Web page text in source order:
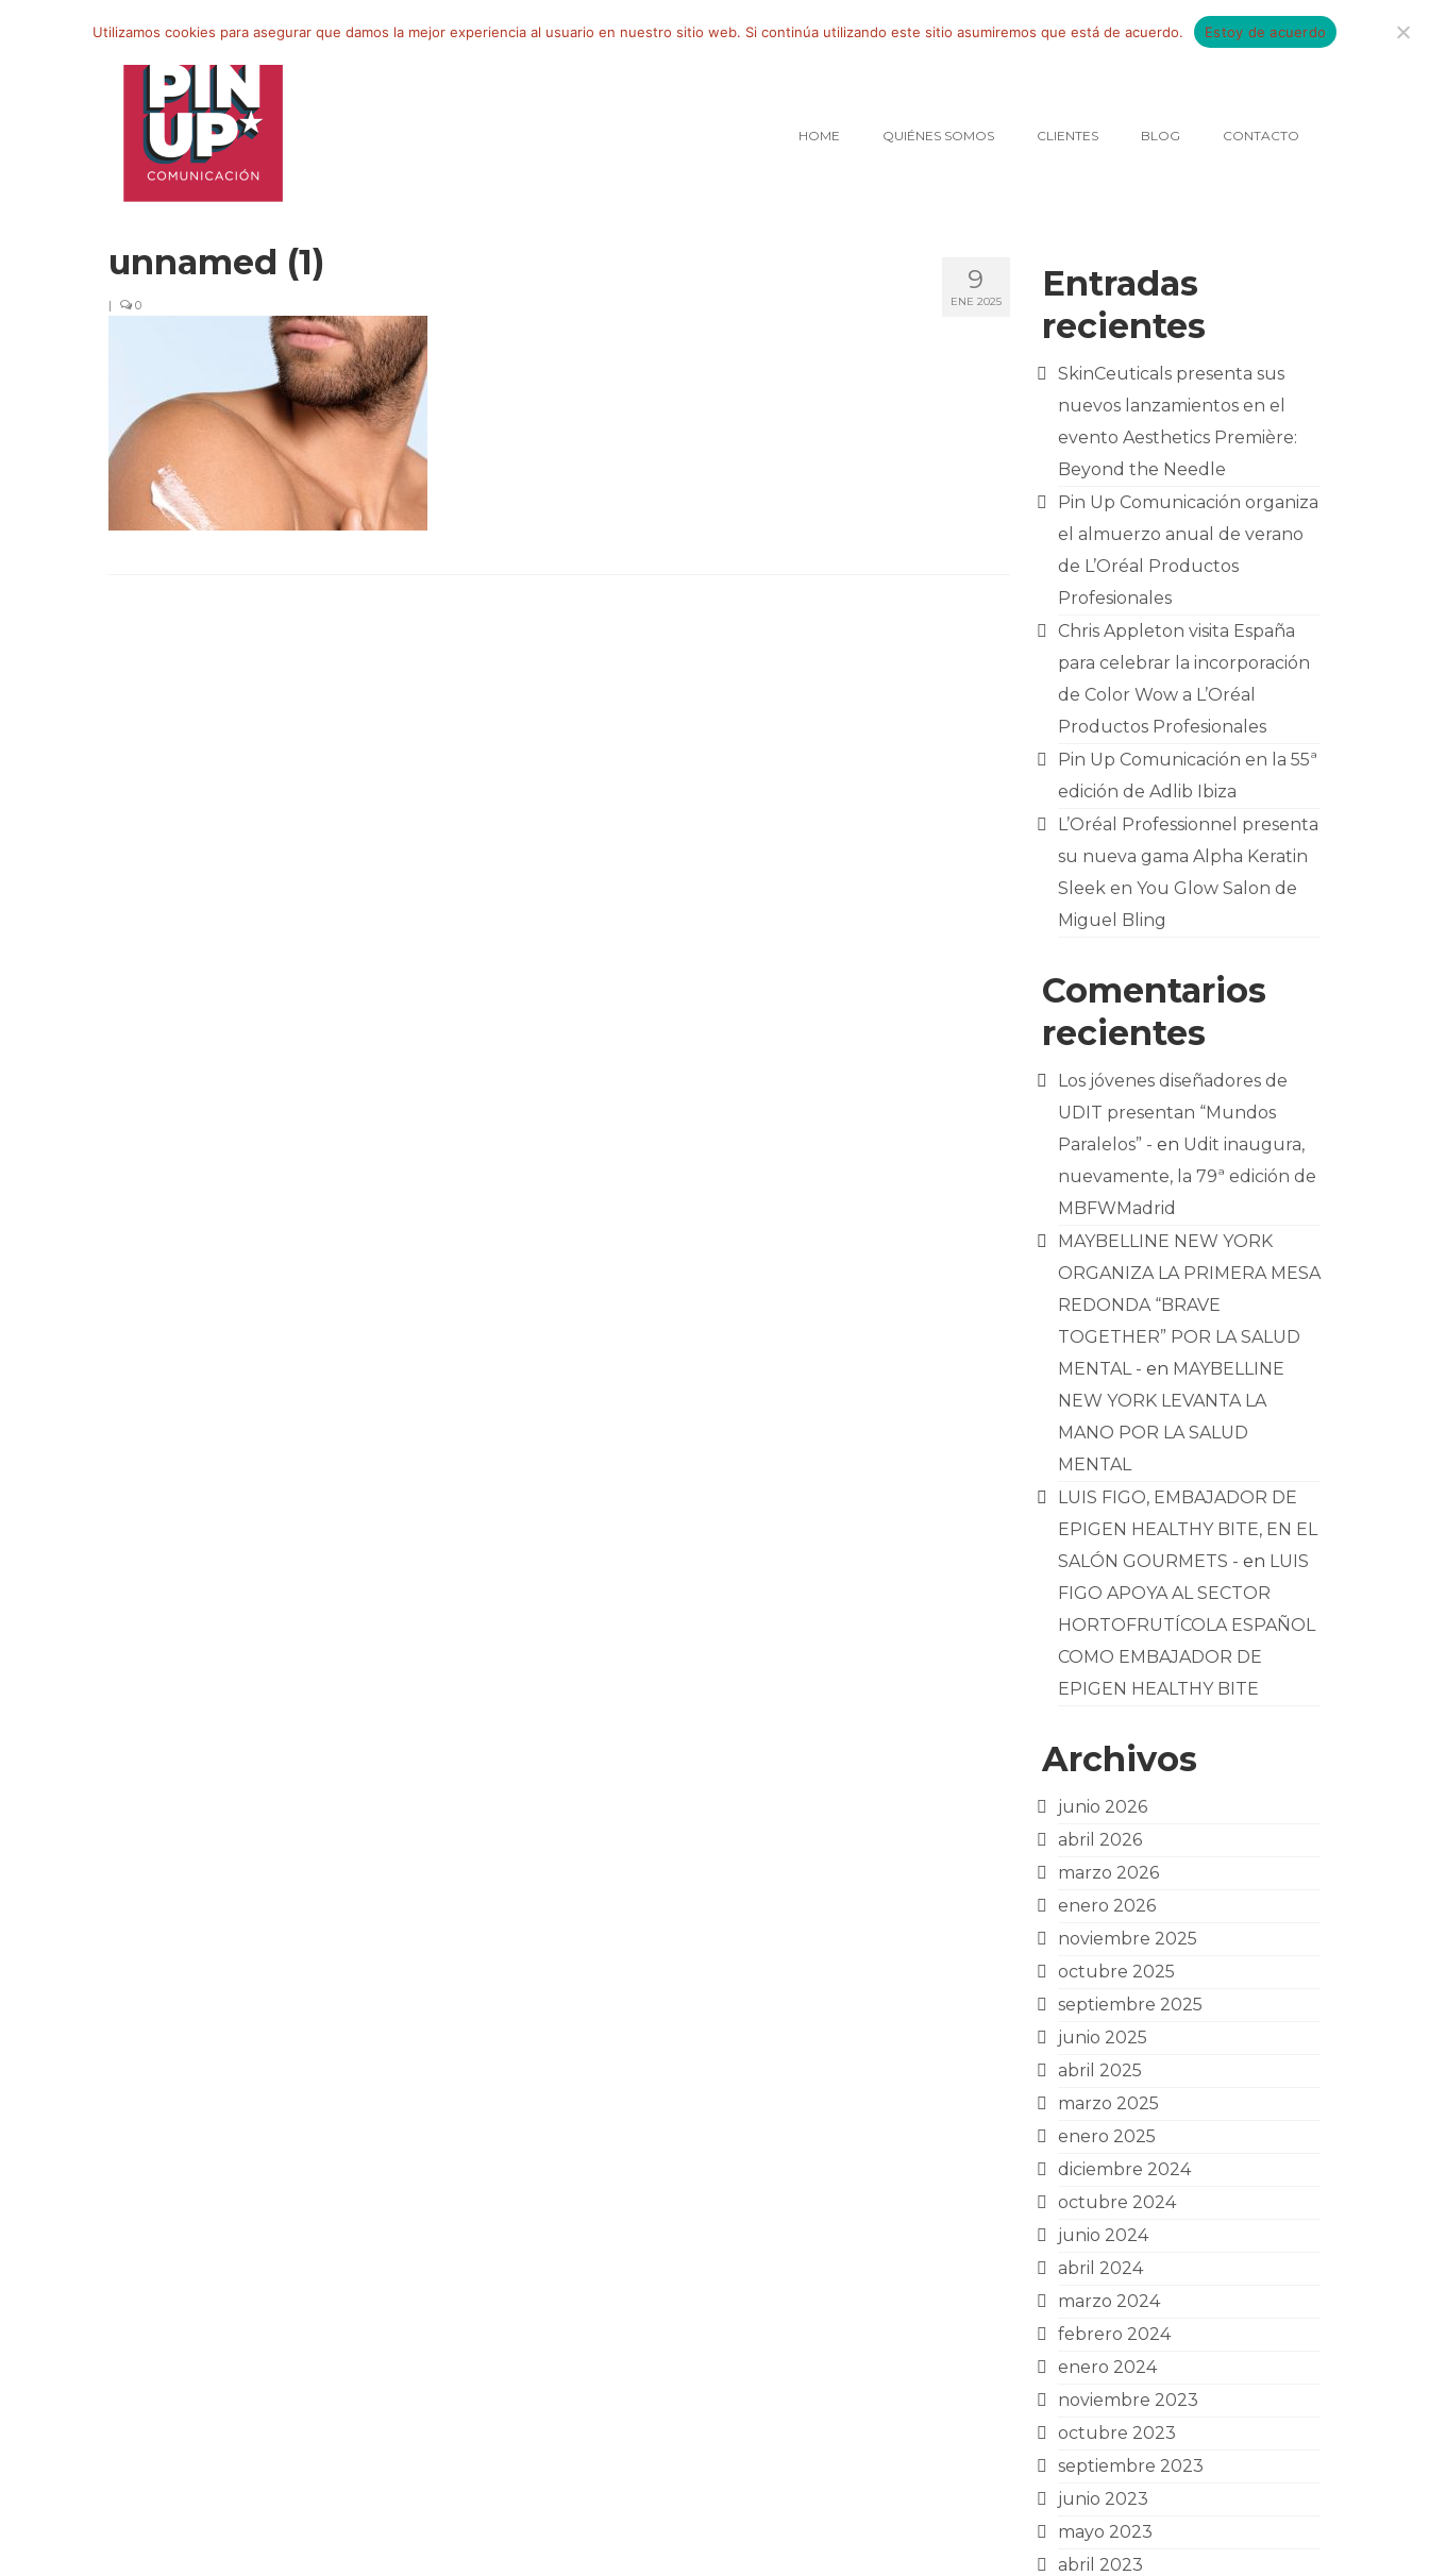
por:
HOME QUIÉNES SOMOS CLIENTES BLOG CONTACTO
9
ENE 2025
unnamed (1)
| 0
Entradas
recientes
SkinCeuticals presenta sus
nuevos lanzamientos en el
evento Aesthetics Première:
Beyond the Needle
Pin Up Comunicación organiza
el almuerzo anual de verano
de L’Oréal Productos
Profesionales
Chris Appleton visita España
para celebrar la incorporación
de Color Wow a L’Oréal
Productos Profesionales
Pin Up Comunicación en la 55ª
edición de Adlib Ibiza
L’Oréal Professionnel presenta
su nueva gama Alpha Keratin
Sleek en You Glow Salon de
Miguel Bling
Comentarios
recientes
Los jóvenes diseñadores de
UDIT presentan “Mundos
Paralelos” - en Udit inaugura,
nuevamente, la 79ª edición de
MBFWMadrid
MAYBELLINE NEW YORK
ORGANIZA LA PRIMERA MESA
REDONDA “BRAVE
TOGETHER” POR LA SALUD
MENTAL - en MAYBELLINE
NEW YORK LEVANTA LA
MANO POR LA SALUD
MENTAL
LUIS FIGO, EMBAJADOR DE
EPIGEN HEALTHY BITE, EN EL
SALÓN GOURMETS - en LUIS
FIGO APOYA AL SECTOR
HORTOFRUTÍCOLA ESPAÑOL
COMO EMBAJADOR DE
EPIGEN HEALTHY BITE
Archivos
junio 2026
abril 2026
marzo 2026
enero 2026
noviembre 2025
octubre 2025
septiembre 2025
junio 2025
abril 2025
marzo 2025
enero 2025
diciembre 2024
octubre 2024
junio 2024
abril 2024
marzo 2024
febrero 2024
enero 2024
noviembre 2023
octubre 2023
septiembre 2023
junio 2023
mayo 2023
abril 2023
Utilizamos cookies para asegurar que damos la mejor experiencia al usuario en nuestro sitio web. Si continúa utilizando este sitio asumiremos que está de acuerdo. Estoy de acuerdo